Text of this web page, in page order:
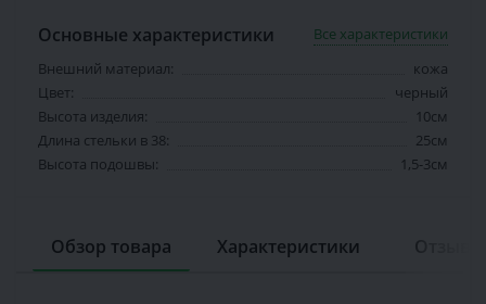
Основные характеристики
Все характеристики
Внешний материал:
кожа
Цвет:
черный
Высота изделия:
10см
Длина стельки в 38:
25см
Высота подошвы:
1,5-3см
Обзор товара Характеристики